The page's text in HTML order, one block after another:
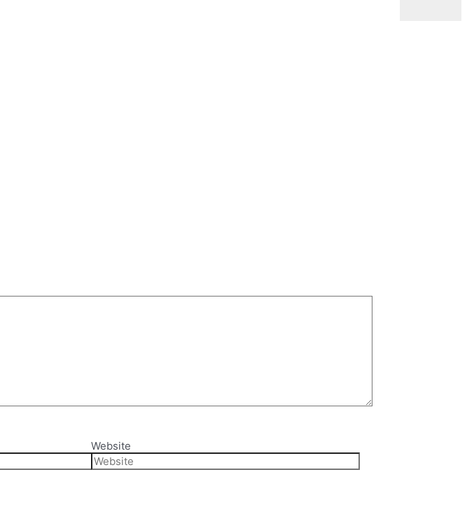
Website